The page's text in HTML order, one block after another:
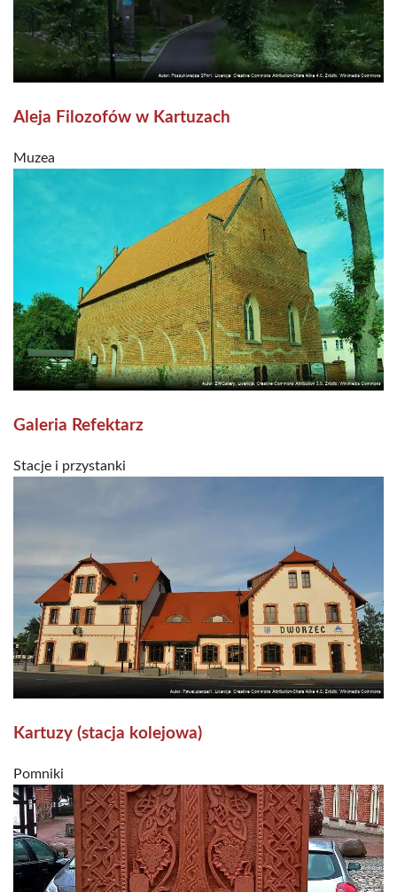
Aleja Filozofów w Kartuzach
Muzea
Galeria Refektarz
Stacje i przystanki
Kartuzy (stacja kolejowa)
Pomniki